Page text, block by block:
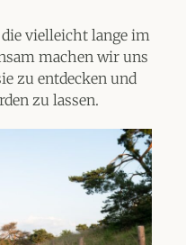
vielleicht lange im
machen wir uns
zu entdecken und
zu lassen.